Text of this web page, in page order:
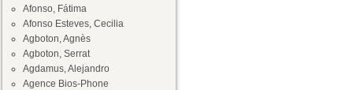
Afonso, Fátima
Afonso Esteves, Cecilia
Agboton, Agnès
Agboton, Serrat
Agdamus, Alejandro
Agence Bios-Phone